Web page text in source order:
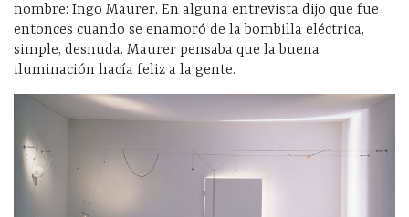
nombre: Ingo Maurer. En alguna entrevista dijo que fue
entonces cuando se enamoró de la bombilla eléctrica,
simple, desnuda. Maurer pensaba que la buena
iluminación hacía feliz a la gente.